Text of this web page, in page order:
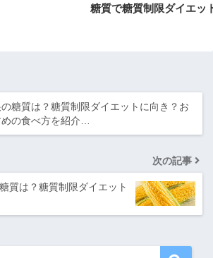
糖質で糖質制限ダイエッ
糖質は？糖質制限ダイエットに向き？お
の食べ方を紹介…
次の記事
質は？糖質制限ダイエット